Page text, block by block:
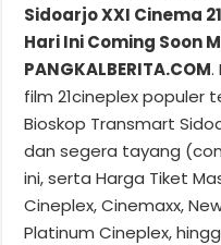
Sidoarjo XXI Cinema
Hari Ini Coming Soon
PANGKALBERITA.COM.
film 21cineplex populer
Bioskop Transmart
dan segera tayang
ini, serta Harga Tiket
Cineplex, Cinemaxx,
Platinum Cineplex,